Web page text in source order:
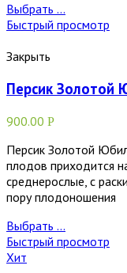
Выбрать ...
Быстрый просмотр
Закрыть
Персик Золотой
900.00 Р
Персик Золотой
плодов приходится
среднерослые, с
пору плодоношения
Выбрать ...
Быстрый просмотр
Хит